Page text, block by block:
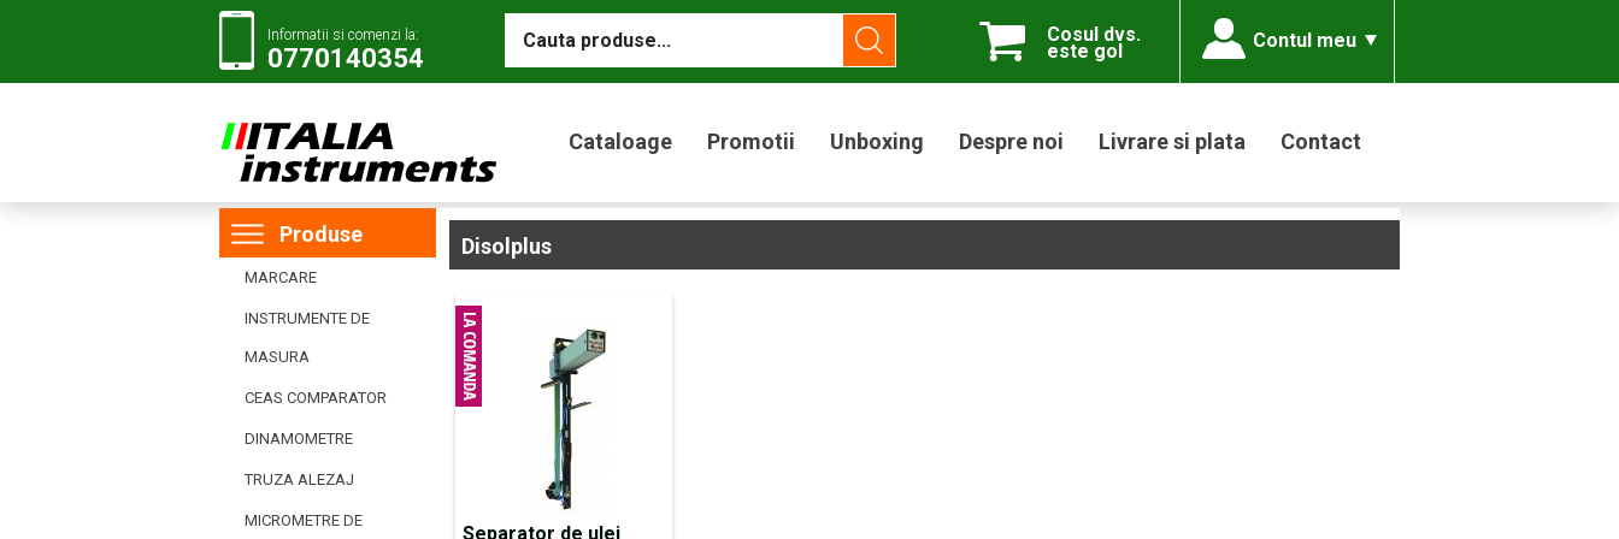
Informatii si comenzi la:
0770140354
Cosul dvs.
este gol Contul meu
Cataloage Promotii Unboxing Despre noi Livrare si plata Contact
Produse
MARCARE
INSTRUMENTE DE
MASURA
CEAS COMPARATOR
DINAMOMETRE
TRUZA ALEZAJ
MICROMETRE DE
Disolplus
Separator de ulei